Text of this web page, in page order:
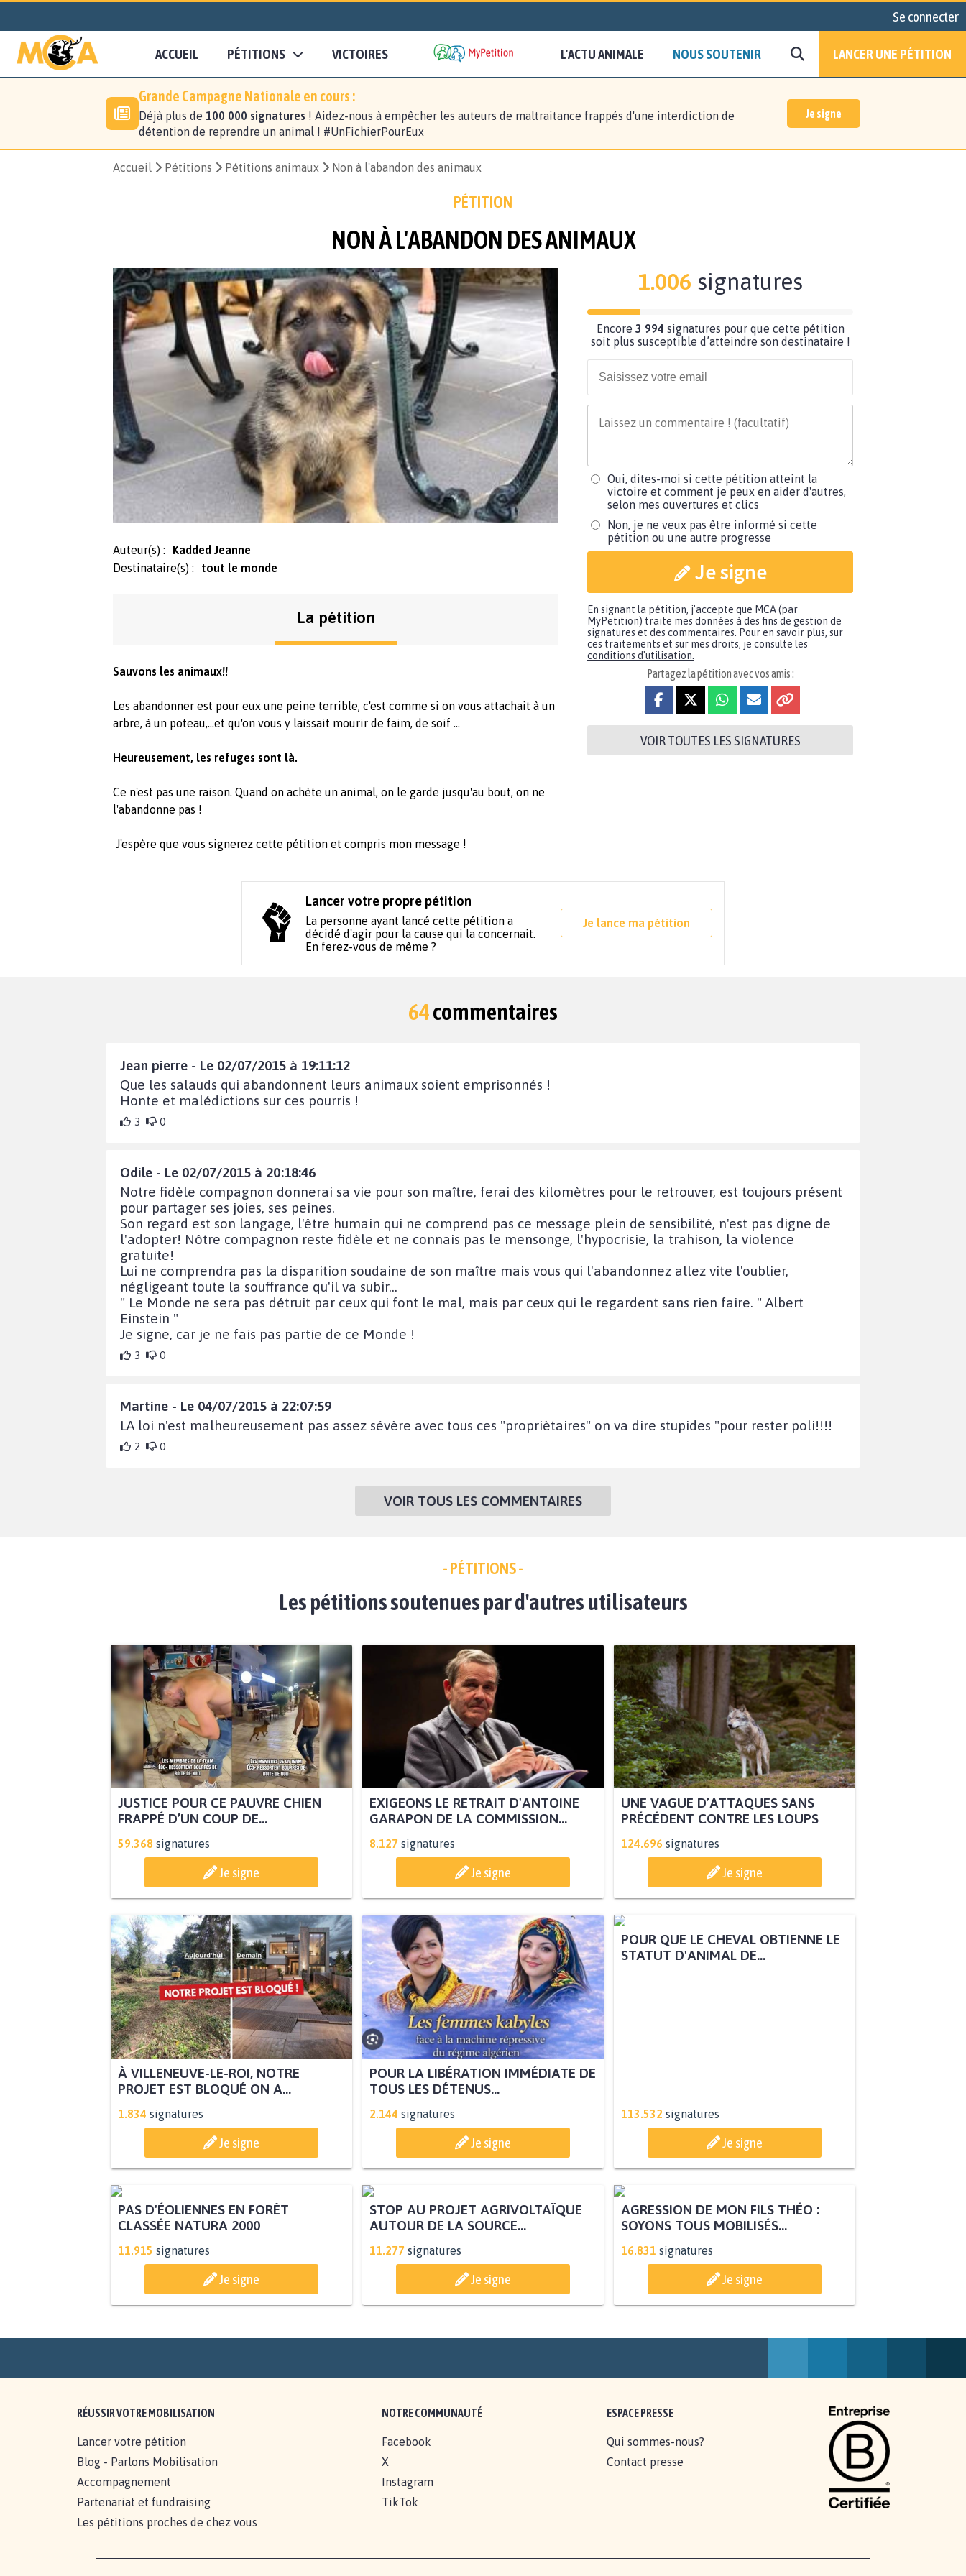
Se connecter
ACCUEIL PÉTITIONS VICTOIRES L'ACTU ANIMALE NOUS SOUTENIR LANCER UNE PÉTITION
Grande Campagne Nationale en cours :
Déjà plus de 100 000 signatures ! Aidez-nous à empêcher les auteurs de maltraitance frappés d'une interdiction de
détention de reprendre un animal ! #UnFichierPourEux
Je signe
Accueil Pétitions Pétitions animaux Non à l'abandon des animaux
PÉTITION
NON À L'ABANDON DES ANIMAUX
Auteur(s) :
Kadded Jeanne
Destinataire(s) :
tout le monde
La pétition
Sauvons les animaux!!
Les abandonner est pour eux une peine terrible, c'est comme si on vous attachait à un
arbre, à un poteau,...et qu'on vous y laissait mourir de faim, de soif ...
Heureusement, les refuges sont là.
Ce n'est pas une raison. Quand on achète un animal, on le garde jusqu'au bout, on ne
l'abandonne pas !
J'espère que vous signerez cette pétition et compris mon message !
1.006 signatures
Encore 3 994 signatures pour que cette pétition
soit plus susceptible d’atteindre son destinataire !
Oui, dites-moi si cette pétition atteint la
victoire et comment je peux en aider d'autres,
selon mes ouvertures et clics
Non, je ne veux pas être informé si cette
pétition ou une autre progresse
Je signe
En signant la pétition, j'accepte que MCA (par
MyPetition) traite mes données à des fins de gestion de
signatures et des commentaires. Pour en savoir plus, sur
ces traitements et sur mes droits, je consulte les
conditions d'utilisation.
Partagez la pétition avec vos amis :
VOIR TOUTES LES SIGNATURES
Lancer votre propre pétition
La personne ayant lancé cette pétition a
décidé d'agir pour la cause qui la concernait.
En ferez-vous de même ?
Je lance ma pétition
64commentaires
Jean pierre - Le 02/07/2015 à 19:11:12
Que les salauds qui abandonnent leurs animaux soient emprisonnés !
Honte et malédictions sur ces pourris !
3 0
Odile - Le 02/07/2015 à 20:18:46
Notre fidèle compagnon donnerai sa vie pour son maître, ferai des kilomètres pour le retrouver, est toujours présent
pour partager ses joies, ses peines.
Son regard est son langage, l'être humain qui ne comprend pas ce message plein de sensibilité, n'est pas digne de
l'adopter! Nôtre compagnon reste fidèle et ne connais pas le mensonge, l'hypocrisie, la trahison, la violence
gratuite!
Lui ne comprendra pas la disparition soudaine de son maître mais vous qui l'abandonnez allez vite l'oublier,
négligeant toute la souffrance qu'il va subir...
" Le Monde ne sera pas détruit par ceux qui font le mal, mais par ceux qui le regardent sans rien faire. " Albert
Einstein "
Je signe, car je ne fais pas partie de ce Monde !
3 0
Martine - Le 04/07/2015 à 22:07:59
LA loi n'est malheureusement pas assez sévère avec tous ces "propriètaires" on va dire stupides "pour rester poli!!!!
2 0
VOIR TOUS LES COMMENTAIRES
- PÉTITIONS -
Les pétitions soutenues par d'autres utilisateurs
JUSTICE POUR CE PAUVRE CHIEN
FRAPPÉ D’UN COUP DE...
59.368 signatures
Je signe
EXIGEONS LE RETRAIT D'ANTOINE
GARAPON DE LA COMMISSION...
8.127 signatures
Je signe
UNE VAGUE D’ATTAQUES SANS
PRÉCÉDENT CONTRE LES LOUPS
124.696 signatures
Je signe
À VILLENEUVE-LE-ROI, NOTRE
PROJET EST BLOQUÉ ON A...
1.834 signatures
Je signe
POUR LA LIBÉRATION IMMÉDIATE DE
TOUS LES DÉTENUS...
2.144 signatures
Je signe
POUR QUE LE CHEVAL OBTIENNE LE
STATUT D'ANIMAL DE...
113.532 signatures
Je signe
PAS D'ÉOLIENNES EN FORÊT
CLASSÉE NATURA 2000
11.915 signatures
Je signe
STOP AU PROJET AGRIVOLTAÏQUE
AUTOUR DE LA SOURCE...
11.277 signatures
Je signe
AGRESSION DE MON FILS THÉO :
SOYONS TOUS MOBILISÉS...
16.831 signatures
Je signe
RÉUSSIR VOTRE MOBILISATION
Lancer votre pétition
Blog - Parlons Mobilisation
Accompagnement
Partenariat et fundraising
Les pétitions proches de chez vous
NOTRE COMMUNAUTÉ
Facebook
X
Instagram
TikTok
ESPACE PRESSE
Qui sommes-nous?
Contact presse